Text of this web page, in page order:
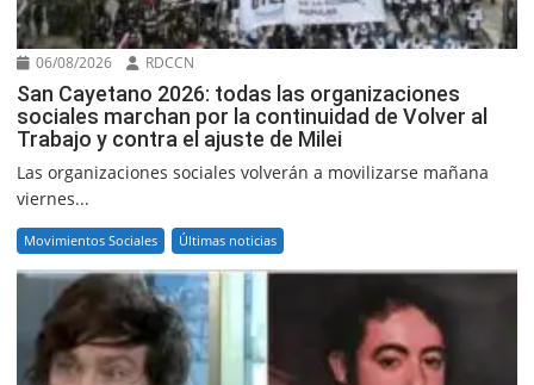
06/08/2026 RDCCN
San Cayetano 2026: todas las organizaciones
sociales marchan por la continuidad de Volver al
Trabajo y contra el ajuste de Milei
Las organizaciones sociales volverán a movilizarse mañana
viernes...
Movimientos Sociales Últimas noticias